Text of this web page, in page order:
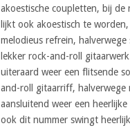
akoestische coupletten, bij de
lijkt ook akoestisch te
melodieus refrein,
lekker rock-and-roll
uiteraard weer een flitsende
and-roll gitaarriff, halverwege
aansluitend weer een
ook dit nummer swingt